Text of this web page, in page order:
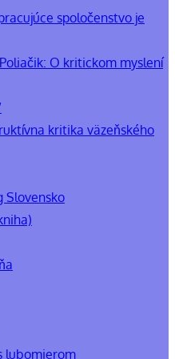
spoločenstvo je
O kritickom myslení
kritika väzeňského
Slovensko
lubomierom